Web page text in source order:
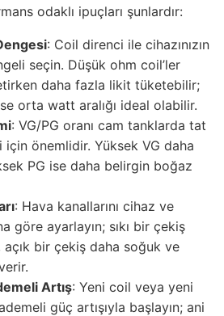
odaklı ipuçları şunlardır:
: Coil direnci ile cihazınızın
seçin. Düşük ohm coil’ler
daha fazla likit tüketebilir;
orta watt aralığı ideal olabilir.
: VG/PG oranı cam tanklarda tat
önemlidir. Yüksek VG daha
PG ise daha belirgin boğaz
: Hava kanallarını cihaz ve
göre ayarlayın; sıkı bir çekiş
açık bir çekiş daha soğuk ve
Artış: Yeni coil veya yeni
güç artışıyla başlayın; ani